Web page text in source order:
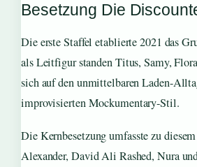
Besetzung Die
Die erste Staffel etablierte 2021 das
als Leitfigur standen Titus, Samy,
sich auf den unmittelbaren Laden-
improvisierten Mockumentary-Stil.
Die Kernbesetzung umfasste zu
Alexander, David Ali Rashed, Nura